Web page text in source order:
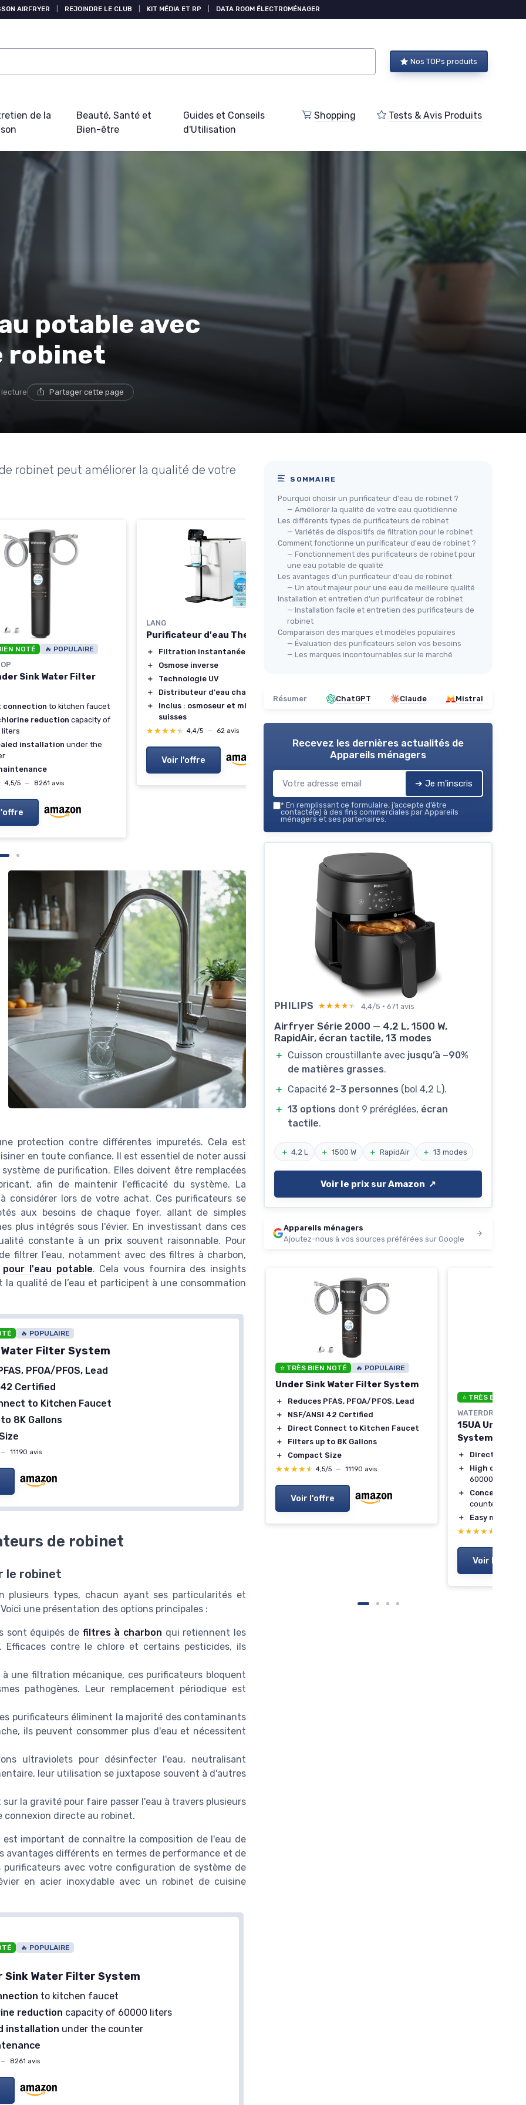
AIRFRYER REJOINDRE LE CLUB KIT MÉDIA ET RP DATA ROOM ÉLECTROMÉNAGER
Nos TOPs produits
de la
Beauté, Santé et
Bien-être
Guides et Conseils
d'Utilisation
Shopping Tests & Avis Produits
potable avec
robinet
lecture Partager cette page
robinet peut améliorer la qualité de votre
NOTÉ 🔥 POPULAIRE
Sink Water Filter
connection to kitchen faucet
reduction capacity of
liters
installation under the
4,5/5 — 8261 avis
LANG
Purificateur d'eau TheWell 2
＋
Filtration instantanée
＋
Osmose inverse
＋
Technologie UV
＋
Distributeur d'eau chaude
＋
Inclus : osmoseur et minéraux
suisses
★★★★★
★★★★★ 4,4/5 — 62 avis
Voir l'offre
Purificateur d'Eau sur Robinet
Filtration
protection contre différentes impuretés. Cela est
en toute confiance. Il est essentiel de noter aussi
de purification. Elles doivent être remplacées
afin de maintenir l'efficacité du système. La
lors de votre achat. Ces purificateurs se
aux besoins de chaque foyer, allant de simples
plus intégrés sous l'évier. En investissant dans ces
constante à un prixsouvent raisonnable. Pour
filtrer l’eau, notamment avec des filtres à charbon,
l'eau potable. Cela vous fournira des insights
qualité de l’eau et participent à une consommation
🔥 POPULAIRE
Water Filter System
PFOA/PFOS, Lead
42 Certified
to Kitchen Faucet
8K Gallons
— 11190 avis
de robinet
le robinet
plusieurs types, chacun ayant ses particularités et
une présentation des options principales :
sont équipés de filtres à charbon qui retiennent les
Efficaces contre le chlore et certains pesticides, ils
à une filtration mécanique, ces purificateurs bloquent
pathogènes. Leur remplacement périodique est
purificateurs éliminent la majorité des contaminants
ils peuvent consommer plus d'eau et nécessitent
ultraviolets pour désinfecter l'eau, neutralisant
leur utilisation se juxtapose souvent à d'autres
la gravité pour faire passer l'eau à travers plusieurs
connexion directe au robinet.
important de connaître la composition de l'eau de
avantages différents en termes de performance et de
avec votre configuration de système de
en acier inoxydable avec un robinet de cuisine
🔥 POPULAIRE
Sink Water Filter System
to kitchen faucet
reduction capacity of 60000 liters
installation under the counter
— 8261 avis
SOMMAIRE
Pourquoi choisir un purificateur d'eau de robinet ?
— Améliorer la qualité de votre eau quotidienne
Les différents types de purificateurs de robinet
— Variétés de dispositifs de filtration pour le robinet
Comment fonctionne un purificateur d'eau de robinet ?
— Fonctionnement des purificateurs de robinet pour
une eau potable de qualité
Les avantages d'un purificateur d'eau de robinet
— Un atout majeur pour une eau de meilleure qualité
Installation et entretien d'un purificateur de robinet
— Installation facile et entretien des purificateurs de
robinet
Comparaison des marques et modèles populaires
— Évaluation des purificateurs selon vos besoins
— Les marques incontournables sur le marché
Résumer ChatGPT Claude Mistral
Recevez les dernières actualités de
Appareils ménagers
➔ Je m'inscris
* En remplissant ce formulaire, j’accepte d’être
contacté(e) à des fins commerciales par Appareils
ménagers et ses partenaires.
PHILIPS ★★★★★
★★★★★ 4,4/5 · 671 avis
Airfryer Série 2000 — 4,2 L, 1500 W,
RapidAir, écran tactile, 13 modes
＋ Cuisson croustillante avec jusqu’à −90%
de matières grasses.
＋ Capacité 2–3 personnes (bol 4,2 L).
＋ 13 options dont 9 préréglées, écran
tactile.
＋ 4,2 L ＋ 1500 W ＋ RapidAir ＋ 13 modes
Voir le prix sur Amazon ↗️
Appareils ménagers
Ajoutez-nous à vos sources préférées sur Google
2
minéraux
OKLAIR
Filtration
⭐ TRÈS BIEN NOTÉ 🔥 POPULAIRE
Under Sink Water Filter System
＋
Reduces PFAS, PFOA/PFOS, Lead
＋
NSF/ANSI 42 Certified
＋
Direct Connect to Kitchen Faucet
＋
Filters up to 8K Gallons
＋
Compact Size
★★★★★
★★★★★ 4,5/5 — 11190 avis
Voir l'offre
⭐ TRÈS BIEN
WATERDROP
15UA Under
System
＋
Direct
＋
High chlorine
60000 liters
＋
Concealed
counter
＋
Easy
★★★★★
★★★★★
Voir l'offre